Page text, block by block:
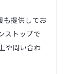
も提供してお
ストップで
や問い合わ